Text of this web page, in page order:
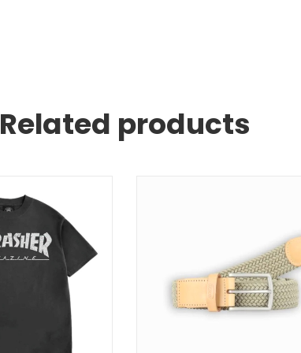
Related products